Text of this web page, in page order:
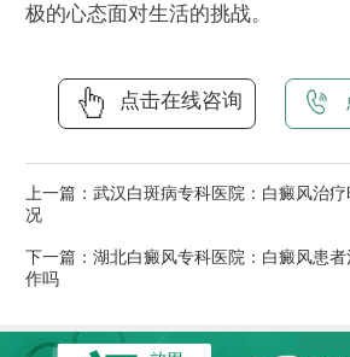
极的心态面对生活的挑战。
点击在线咨询
上一篇： 武汉白斑病专科医院：白癜风治
况
下一篇： 湖北白癜风专科医院：白癜风患
作吗